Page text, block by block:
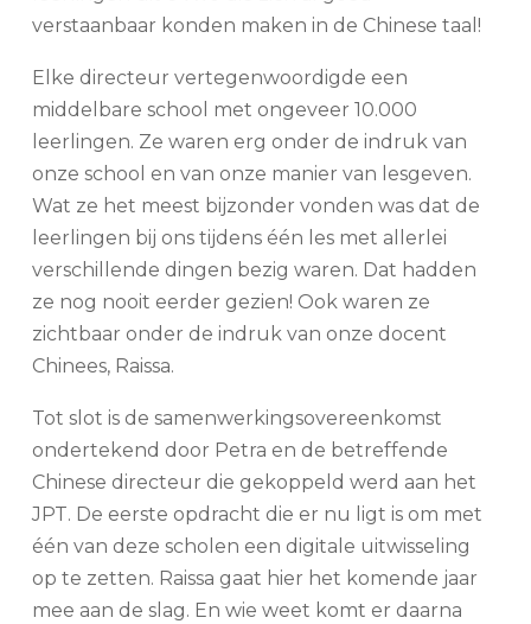
verstaanbaar konden maken in de Chinese taal!
Elke directeur vertegenwoordigde een
middelbare school met ongeveer 10.000
leerlingen. Ze waren erg onder de indruk van
onze school en van onze manier van lesgeven.
Wat ze het meest bijzonder vonden was dat de
leerlingen bij ons tijdens één les met allerlei
verschillende dingen bezig waren. Dat hadden
ze nog nooit eerder gezien! Ook waren ze
zichtbaar onder de indruk van onze docent
Chinees, Raissa.
Tot slot is de samenwerkingsovereenkomst
ondertekend door Petra en de betreffende
Chinese directeur die gekoppeld werd aan het
JPT. De eerste opdracht die er nu ligt is om met
één van deze scholen een digitale uitwisseling
op te zetten. Raissa gaat hier het komende jaar
mee aan de slag. En wie weet komt er daarna